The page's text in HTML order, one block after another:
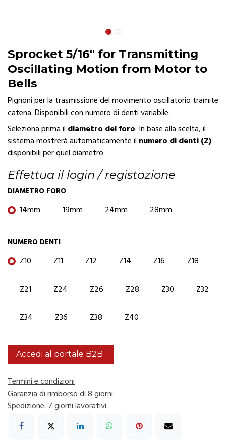
Sprocket 5/16" for Transmitting
Oscillating Motion from Motor to
Bells
Pignoni per la trasmissione del movimento oscillatorio tramite
catena. Disponibili con numero di denti variabile.
Seleziona prima il diametro del foro. In base alla scelta, il
sistema mostrerà automaticamente il numero di denti (Z)
disponibili per quel diametro.
Effettua il login / registazione
DIAMETRO FORO
14mm 19mm 24mm 28mm
NUMERO DENTI
Z10 Z11 Z12 Z14 Z16 Z18
Z21 Z24 Z26 Z28 Z30 Z32
Z34 Z36 Z38 Z40
Accedi al portale B2B
Termini e condizioni
Garanzia di rimborso di 8 giorni
Spedizione: 7 giorni lavorativi